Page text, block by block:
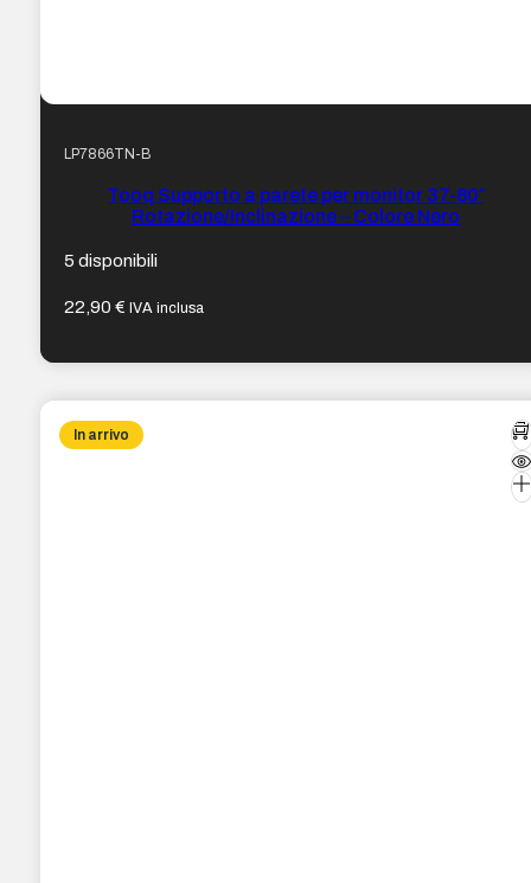
LP7866TN-B
Tooq Supporto a parete per monitor 37-80″
Rotazione/Inclinazione – Colore Nero
5 disponibili
22,90€ IVA inclusa
In arrivo